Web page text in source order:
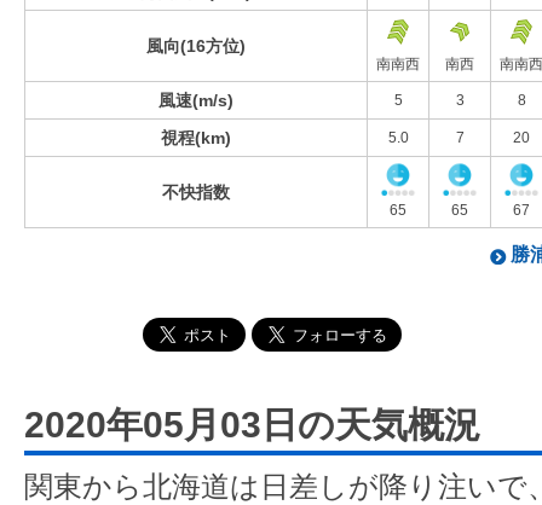
風向(16方位)
南南西 南西 南南西
風速(m/s) 5 3 8
視程(km) 5.0 7 20
不快指数
65 65 67
勝
2020年05月03日の天気概況
関東から北海道は日差しが降り注いで